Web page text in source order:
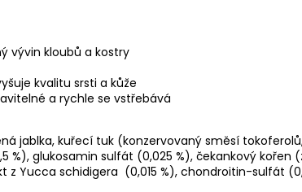
vývin kloubů a kostry
kvalitu srsti a kůže
a rychle se vstřebává
jablka, kuřecí tuk (konzervovaný směsí
%), glukosamin sulfát (0,025 %), čekankový
z Yucca schidigera (0,015 %), chondroitin-sulfát